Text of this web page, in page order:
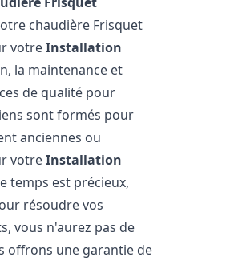
chaudière Frisquet
votreInstallation
la maintenance et
de qualité pour
sont formés pour
anciennes ou
votreInstallation
temps est précieux,
résoudre vos
vous n'aurez pas de
offrons une garantie de